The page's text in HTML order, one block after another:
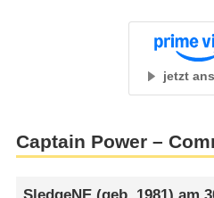
jetzt
Captain Power –